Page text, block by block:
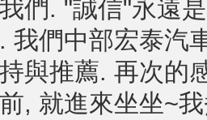
們. "誠信"永遠
我們中部宏泰汽
與推薦. 再次的
, 就進來坐坐~